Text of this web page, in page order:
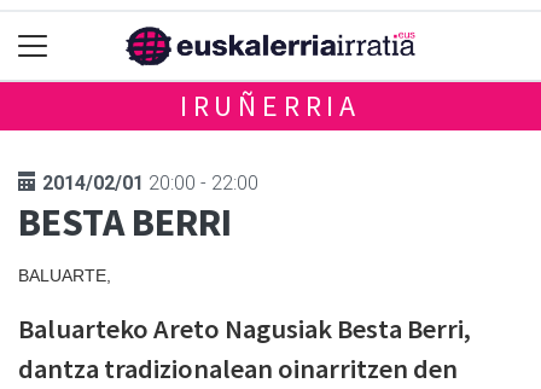
IRUÑERRIA
2014/02/01 20:00 - 22:00
BESTA BERRI
BALUARTE,
Baluarteko Areto Nagusiak Besta Berri,
dantza tradizionalean oinarritzen den